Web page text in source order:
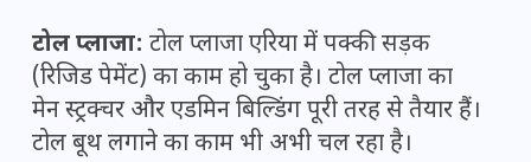
टोल प्लाजा: टोल प्लाजा एरिया में पक्की सड़क
(रिजिड पेमेंट) का काम हो चुका है। टोल प्लाजा का
मेन स्ट्रक्चर और एडमिन बिल्डिंग पूरी तरह से तैयार हैं।
टोल बूथ लगाने का काम भी अभी चल रहा है।